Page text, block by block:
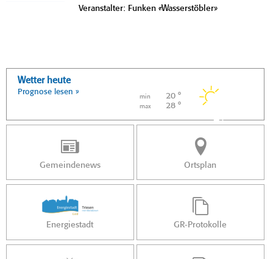
Veranstalter: Funken «Wasserstöbler»
Wetter heute
Prognose lesen »
min 20 °
max 28 °
Gemeindenews Ortsplan
Energiestadt GR-Protokolle